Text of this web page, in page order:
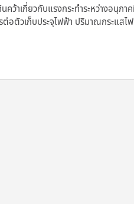
คว้าเกี่ยวกับแรงกระทำระหว่างอนุภา
ต่อตัวเก็บประจุไฟฟ้า ปริมาณกระแส